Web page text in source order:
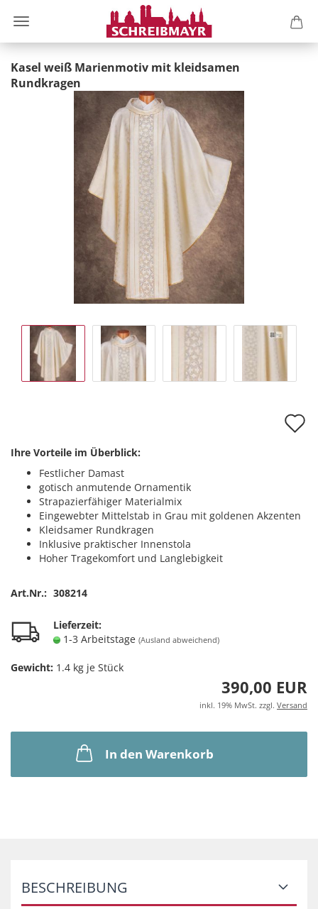
Kasel weiß Marienmotiv mit kleidsamen
Rundkragen
Ihre Vorteile im Überblick:
Festlicher Damast
gotisch anmutende Ornamentik
Strapazierfähiger Materialmix
Eingewebter Mittelstab in Grau mit goldenen Akzenten
Kleidsamer Rundkragen
Inklusive praktischer Innenstola
Hoher Tragekomfort und Langlebigkeit
Art.Nr.: 308214
Lieferzeit:
1-3 Arbeitstage (Ausland abweichend)
Gewicht: 1.4 kg je Stück
390,00 EUR
inkl. 19% MwSt. zzgl. Versand
In den Warenkorb
BESCHREIBUNG